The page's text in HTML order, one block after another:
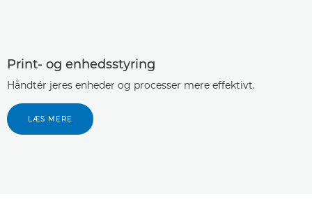
Print- og enhedsstyring
Håndtér jeres enheder og processer mere effektivt.
LÆS MERE